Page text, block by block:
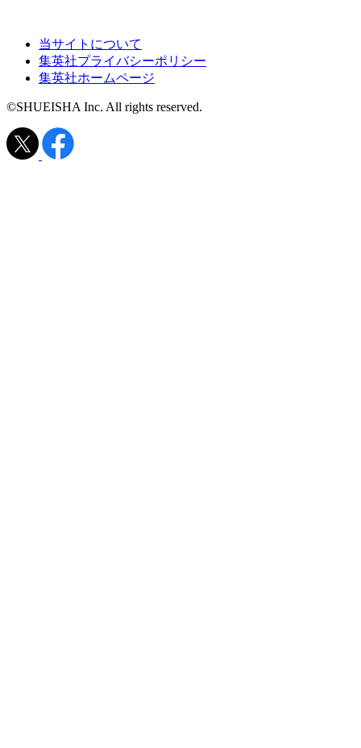
当サイトについて
集英社プライバシーポリシー
集英社ホームページ
©SHUEISHA Inc. All rights reserved.